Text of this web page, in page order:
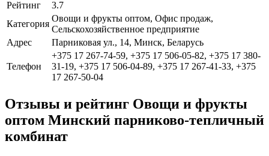
Рейтинг
3.7
Категория
Овощи и фрукты оптом, Офис продаж,
Сельскохозяйственное предприятие
Адрес
Парниковая ул., 14, Минск, Беларусь
Телефон
+375 17 267-74-59, +375 17 506-05-82, +375 17 380-
31-19, +375 17 506-04-89, +375 17 267-41-33, +375
17 267-50-04
Отзывы и рейтинг Овощи и фрукты
оптом Минский парниково-тепличный
комбинат